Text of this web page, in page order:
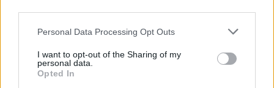
Personal Data Processing Opt Outs
I want to opt-out of the Sharing of my
personal data.
Opted In
ΣΧΕΤΙΚΗ ΕΙΔΗΣΕΟΓΡΑΦΙΑ
Αποδέχομαι τους